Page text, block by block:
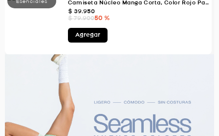
Camiseta Núcleo Manga Corta, Color Rojo Para Hombre
$ 39.950
$ 79.90050 %
Agregar